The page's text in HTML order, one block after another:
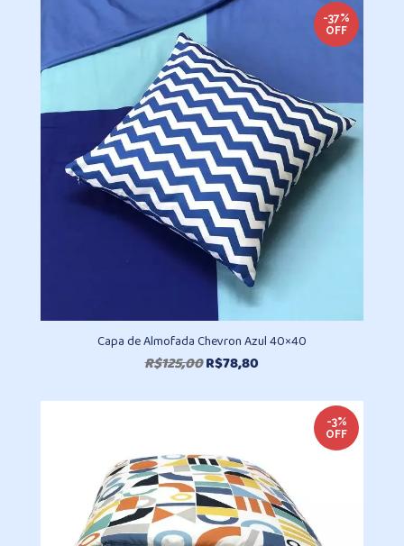
-37%
OFF
Capa de Almofada Chevron Azul 40×40
R$125,00O
original
R$78,80
atual
R$78,80.
-3%
OFF